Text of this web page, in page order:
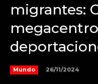
migrantes:
Mundo 26/11/2024